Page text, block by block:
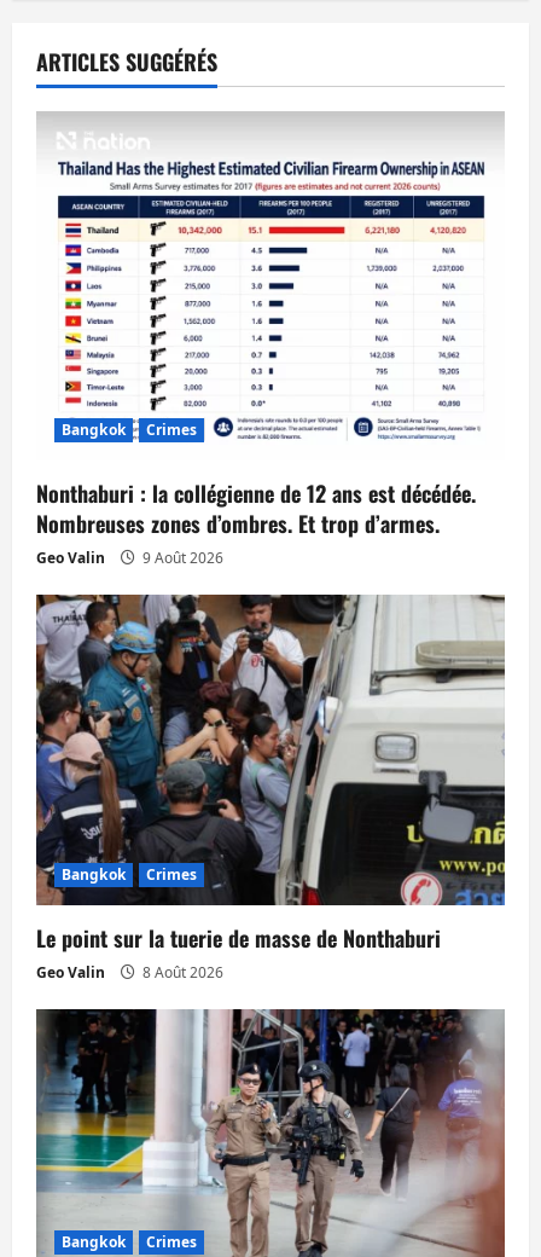
t
i
t
i
c
l
e
ARTICLES SUGGÉRÉS
Bangkok Crimes
Nonthaburi : la collégienne de 12 ans est décédée.
Nombreuses zones d’ombres. Et trop d’armes.
Geo Valin 9 Août 2026
Bangkok Crimes
Le point sur la tuerie de masse de Nonthaburi
Geo Valin 8 Août 2026
Bangkok Crimes